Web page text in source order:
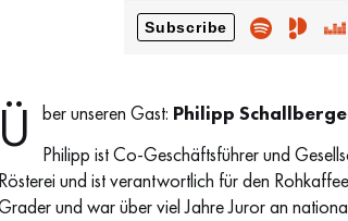
Ü ber unseren Gast: Philipp
Philipp ist Co-Geschäftsführer und
Rösterei und ist verantwortlich für den
und war über viel Jahre Juror an